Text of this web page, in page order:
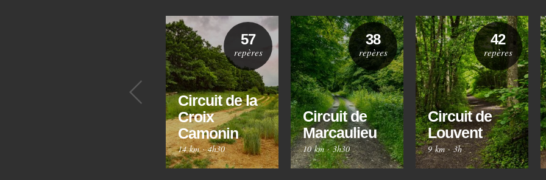
Précédent
Circuit de la
Croix
Camonin
14 km·4h30
57
repères
Circuit de
Marcaulieu
10 km·3h30
38
repères
Circuit de
Louvent
9 km·3h
42
repères